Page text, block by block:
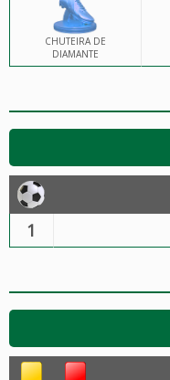
CHUTEIRA DE
DIAMANTE
1